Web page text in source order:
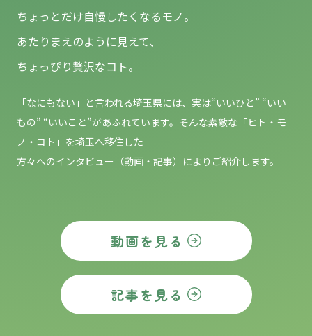
ちょっとだけ自慢したくなるモノ。
あたりまえのように見えて、
ちょっぴり贅沢なコト。
「なにもない」と言われる埼玉県には、実は“いいひと” “いい
もの” “いいこと”があふれています。そんな素敵な「ヒト・モ
ノ・コト」を埼玉へ移住した
方々へのインタビュー（動画・記事）によりご紹介します。
動画を見る
記事を見る